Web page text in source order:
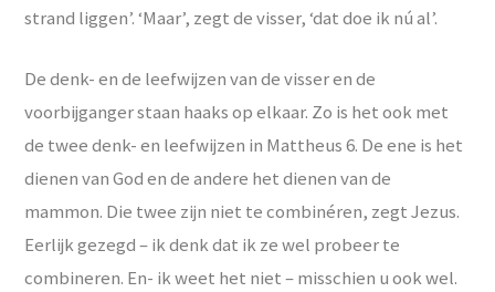
strand liggen’. ‘Maar’, zegt de visser, ‘dat doe ik nú al’.
De denk- en de leefwijzen van de visser en de
voorbijganger staan haaks op elkaar. Zo is het ook met
de twee denk- en leefwijzen in Mattheus 6. De ene is het
dienen van God en de andere het dienen van de
mammon. Die twee zijn niet te combinéren, zegt Jezus.
Eerlijk gezegd – ik denk dat ik ze wel probeer te
combineren. En- ik weet het niet – misschien u ook wel.